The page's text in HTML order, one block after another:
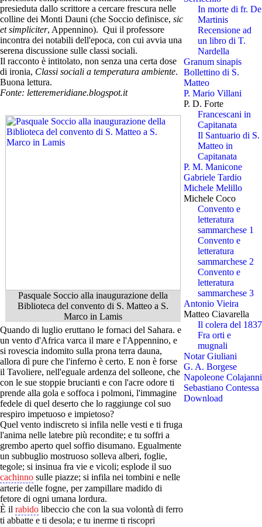
presieduta dallo scrittore a cercare frescura nelle
colline dei Monti Dauni (che Soccio definisce, sic
et simpliciter, Appennino). Qui il professore
incontra dei notabili dell'epoca, con cui avvia una
serena discussione sulle classi sociali.
Il racconto è intitolato, non senza una certa dose
di ironia, Classi sociali a temperatura ambiente.
Buona lettura.
Fonte: letteremeridiane.blogspot.it
Pasquale Soccio alla inaugurazione della
Biblioteca del convento di S. Matteo a S.
Marco in Lamis
Quando di luglio eruttano le fornaci del Sahara. e
un vento d'Africa varca il mare e l'Appennino, e
si rovescia indomito sulla prona terra dauna,
allora dì pure che l'inferno è certo. E non è forse
il Tavoliere, nell'eguale ardenza del solleone, che
con le sue stoppie brucianti e con l'acre odore ti
prende alla gola e soffoca i polmoni, l'immagine
fedele di quel deserto che lo raggiunge col suo
respiro impetuoso e impietoso?
Quel vento indiscreto si infila nelle vesti e ti fruga
l'anima nelle latebre più recondite; e tu soffri a
grembo aperto quel soffio disumano. Egualmente
un subbuglio mostruoso solleva alberi, foglie,
tegole; si insinua fra vie e vicoli; esplode il suo
cachinno sulle piazze; si infila nei tombini e nelle
arterie delle fogne, per zampillare madido di
fetore di ogni umana lordura.
È il rabido libeccio che con la sua volontà di ferro
ti abbatte e ti desola; e tu inerme ti riscopri
In morte di fr. De
Martinis
Recensione ad
un libro di T.
Nardella
Granum sinapis
Bollettino di S.
Matteo
P. Mario Villani
P. D. Forte
Francescani in
Capitanata
Il Santuario di S.
Matteo in
Capitanata
P. M. Manicone
Gabriele Tardio
Michele Melillo
Michele Coco
Convento e
letteratura
sammarchese 1
Convento e
letteratura
sammarchese 2
Convento e
letteratura
sammarchese 3
Antonio Vieira
Matteo Ciavarella
Il colera del 1837
Fra orti e
mugnali
Notar Giuliani
G. A. Borgese
Napoleone Colajanni
Sebastiano Contessa
Download